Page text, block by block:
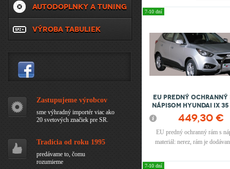
7-10 dní
EU Predný ochranný
nápisom HYUNDAI IX
449,30 €
EU predný ochranný rám s
materiál: nerez, rám je
7-10 dní
AUTODOPLNKY A TUNING
VÝROBA TABULIEK
Zastupujeme výrobcov
sme výhradný importér viac ako
20 svetových značiek pre SR.
Tradícia od roku 1995
predávame to, čomu
rozumieme